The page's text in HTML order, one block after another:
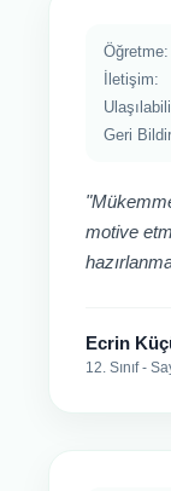
Öğretme:
İletişim:
Geri
motive
Ecrin
12. Sınıf -